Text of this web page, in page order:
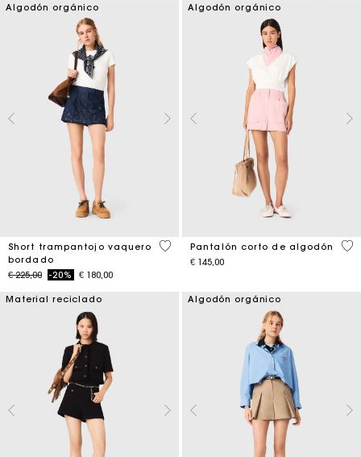
Algodón orgánico
Short trampantojo vaquero
bordado
Price reduced from
€ 225,00to-20% € 180,00
4,2 out of 5 Customer Rating
Algodón orgánico
Pantalón corto de algodón
€ 145,00
3,3
Material reciclado Algodón orgánico